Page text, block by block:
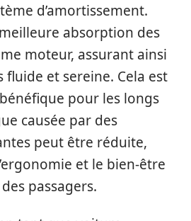
d’amortissement.
absorption des
moteur, assurant ainsi
et sereine. Cela est
pour les longs
causée par des
peut être réduite,
et le bien-être
passagers.